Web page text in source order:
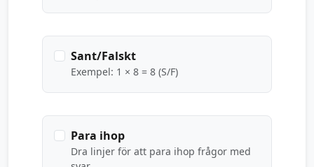
Sant/Falskt
Exempel: 1 × 8 = 8 (S/F)
Para ihop
Dra linjer för att para ihop frågor med